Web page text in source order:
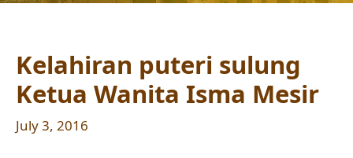
Kelahiran puteri sulung
Ketua Wanita Isma Mesir
July 3, 2016